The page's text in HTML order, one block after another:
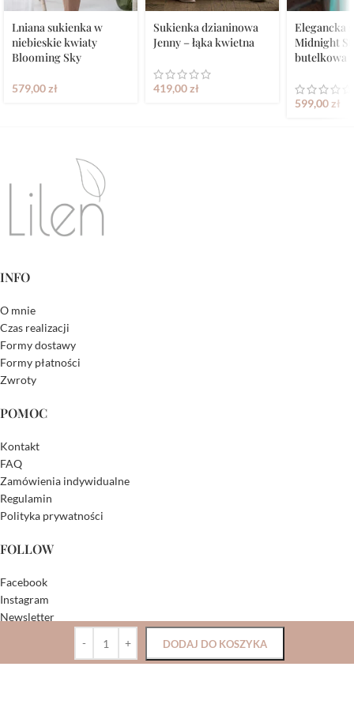
DODAJ DO KOSZYKA
Lniana sukienka w
niebieskie kwiaty
Blooming Sky
579,00zł
Sukienka dzianinowa
Jenny – łąka kwietna
419,00zł
Elegancka
Midnight
butelkowa
599,00 zł
INFO
O mnie
Czas realizacji
Formy dostawy
Formy płatności
Zwroty
POMOC
Kontakt
FAQ
Zamówienia indywidualne
Regulamin
Polityka prywatności
FOLLOW
Facebook
Instagram
Newsletter